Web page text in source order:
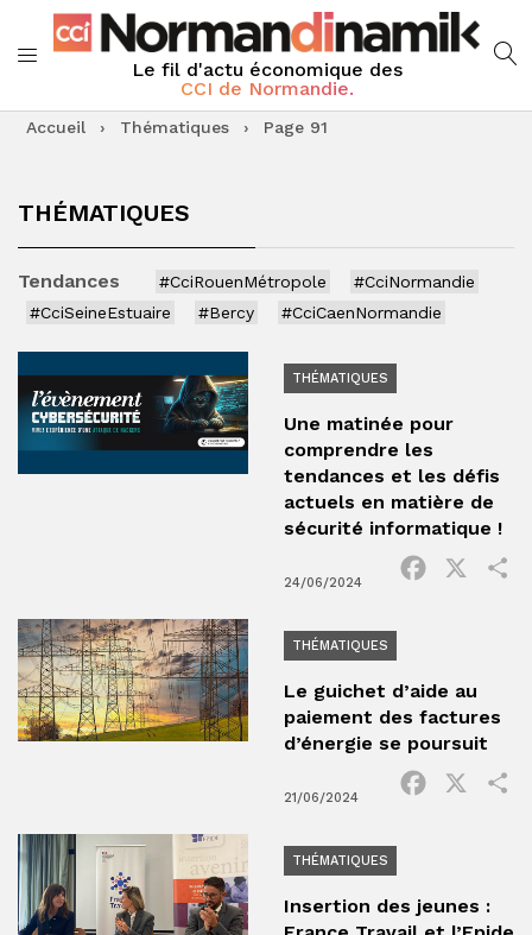
Le fil d'actu économique des
CCI de Normandie.
Accueil › Thématiques › Page 91
THÉMATIQUES
Tendances #CciRouenMétropole
#CciNormandie
#CciSeineEstuaire
#Bercy #CciCaenNormandie
THÉMATIQUES
Une matinée pour
comprendre les
tendances et les défis
actuels en matière de
sécurité informatique !
24/06/2024
Facebook
THÉMATIQUES
Le guichet d’aide au
paiement des factures
d’énergie se poursuit
21/06/2024
Facebook
THÉMATIQUES
Insertion des jeunes :